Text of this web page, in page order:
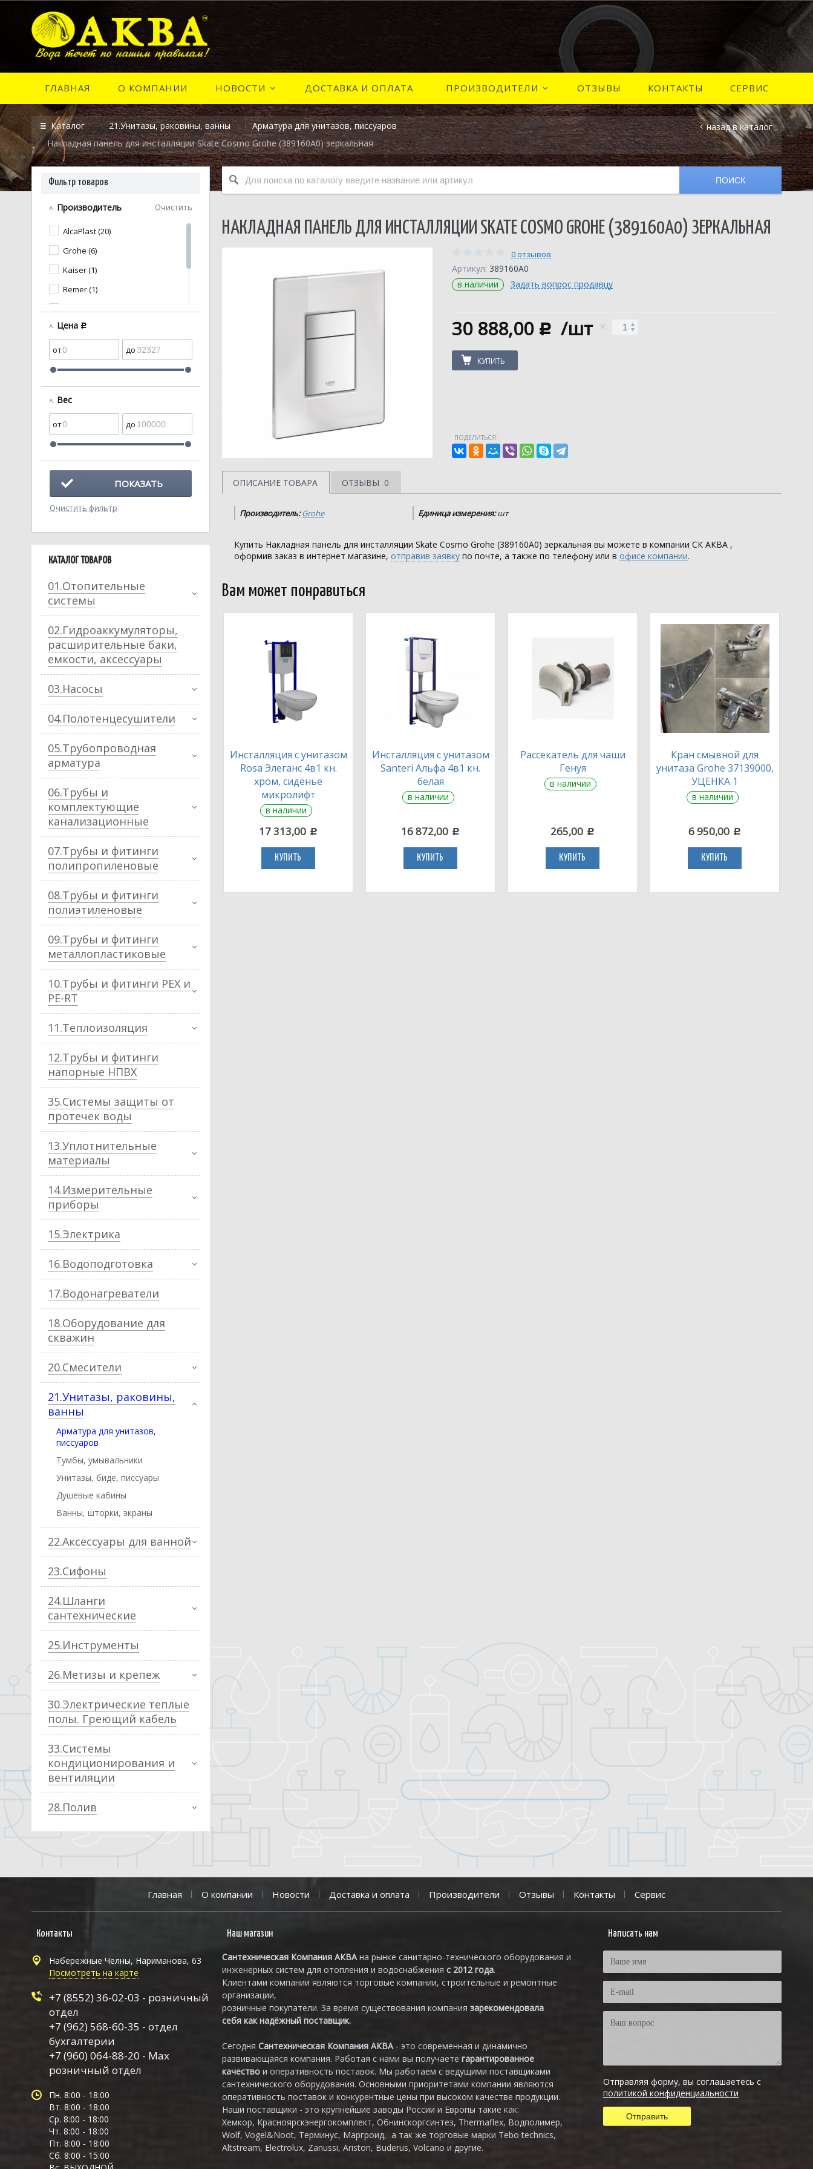
ГЛАВНАЯ О КОМПАНИИ НОВОСТИ ДОСТАВКА И ОПЛАТА ПРОИЗВОДИТЕЛИ ОТЗЫВЫ КОНТАКТЫ СЕРВИС
Каталог 21.Унитазы, раковины, ванны
Арматура для унитазов, писсуаров
Накладная панель для инсталляции Skate Cosmo Grohe (389160A0) зеркальная
назад в каталог
Фильтр товаров
Производитель Очистить
AlcaPlast (20)
Grohe (6)
Kaiser (1)
Remer (1)
Анипласт (17)
Кировская
керамика (1)
Цена c
Вес
ПОКАЗАТЬ
Очистить фильтр
КАТАЛОГ ТОВАРОВ
01.Отопительные
системы
02.Гидроаккумуляторы,
расширительные баки,
емкости, аксессуары
03.Насосы
04.Полотенцесушители
05.Трубопроводная
арматура
06.Трубы и
комплектующие
канализационные
07.Трубы и фитинги
полипропиленовые
08.Трубы и фитинги
полиэтиленовые
09.Трубы и фитинги
металлопластиковые
10.Трубы и фитинги PEX и
PE-RT
11.Теплоизоляция
12.Трубы и фитинги
напорные НПВХ
35.Системы защиты от
протечек воды
13.Уплотнительные
материалы
14.Измерительные
приборы
15.Электрика
16.Водоподготовка
17.Водонагреватели
18.Оборудование для
скважин
20.Смесители
21.Унитазы, раковины,
ванны
Арматура для унитазов,
писсуаров
Тумбы, умывальники
Унитазы, биде, писcуары
Душевые кабины
Ванны, шторки, экраны
22.Аксессуары для ванной
23.Сифоны
24.Шланги
сантехнические
25.Инструменты
26.Метизы и крепеж
30.Электрические теплые
полы. Греющий кабель
33.Системы
кондиционирования и
вентиляции
28.Полив
НАКЛАДНАЯ ПАНЕЛЬ ДЛЯ ИНСТАЛЛЯЦИИ SKATE COSMO GROHE (389160A0) ЗЕРКАЛЬНАЯ
0 отзывов
Артикул: 389160A0
в наличии
Задать вопрос продавцу
30 888,00 c /шт
КУПИТЬ
ПОДЕЛИТЬСЯ:
ОПИСАНИЕ ТОВАРА ОТЗЫВЫ 0
Производитель:Grohe Единица измерения:шт
Купить Накладная панель для инсталляции Skate Cosmo Grohe (389160A0) зеркальная вы можете в компании СК АКВА ,
оформив заказ в интернет магазине, отправив заявку по почте, а также по телефону или в офисе компании.
Вам может понравиться
Инсталляция с унитазом
Rosa Элеганс 4в1 кн.
хром, сиденье
микролифт
в наличии
17 313,00 c
КУПИТЬ
Инсталляция с унитазом
Santeri Альфа 4в1 кн.
белая
в наличии
16 872,00 c
КУПИТЬ
Рассекатель для чаши
Генуя
в наличии
265,00 c
КУПИТЬ
Кран смывной для
унитаза Grohe 37139000,
УЦЕНКА 1
в наличии
6 950,00 c
КУПИТЬ
Главная О компании Новости Доставка и оплата Производители Отзывы Контакты Сервис
Контакты
Набережные Челны, Нариманова, 63
Посмотреть на карте
+7 (8552) 36-02-03 - розничный
отдел
+7 (962) 568-60-35 - отдел
бухгалтерии
+7 (960) 064-88-20 - Max
розничный отдел
Пн. 8:00 - 18:00
Вт. 8:00 - 18:00
Ср. 8:00 - 18:00
Чт. 8:00 - 18:00
Пт. 8:00 - 18:00
Сб. 8:00 - 15:00
Наш магазин
Сантехническая Компания АКВАна рынке санитарно-технического оборудования и
инженерных систем для отопления и водоснабжения с 2012 года.
Клиентами компании являются торговые компании, строительные и ремонтные
организации,
розничные покупатели. За время существования компания зарекомендовала
себя как надёжный поставщик.
Сегодня Сантехническая Компания АКВА - это современная и динамично
развивающаяся компания. Работая с нами вы получаете гарантированное
качество и оперативность поставок. Мы работаем с ведущими поставщиками
сантехнического оборудования. Основными приоритетами компании являются
оперативность поставок и конкурентные цены при высоком качестве продукции.
Наши поставщики - это крупнейшие заводы России и Европы такие как:
Хемкор, Красноярскэнергокомплект, Обнинскоргсинтез, Thermaflex, Водполимер,
Wolf, Vogel&Noot, Терминус, Маргроид, а так же торговые марки Tebo technics,
Altstream, Electrolux, Zanussi, Ariston, Buderus, Volcano и другие.
Написать нам
Отправляя форму, вы соглашаетесь с
политикой конфиденциальности